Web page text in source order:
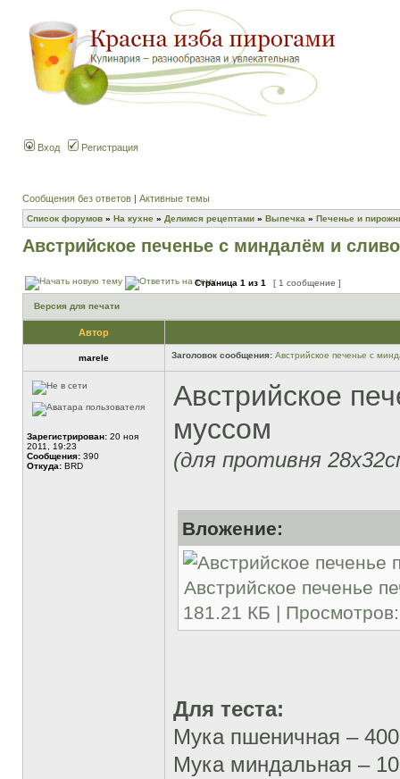
Вход Регистрация
Сообщения без ответов | Активные темы
Список форумов » На кухне » Делимся рецептами » Выпечка » Печенье и
Австрийское печенье с миндалём и
Страница 1 из 1 [ 1 сообщение ]
Версия для печати
Автор
marele Заголовок сообщения: Австрийское печенье с
Зарегистрирован: 20 ноя
2011, 19:23
Сообщения: 390
Откуда: BRD
Австрийское
муссом
(для противня
Вложение:
Австрийское печенье
181.21 КБ |
Для теста:
Мука пшеничная –
Мука миндальная –